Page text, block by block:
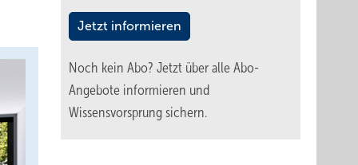
Jetzt informieren
Noch kein Abo? Jetzt über alle Abo-
Angebote informieren und
Wissensvorsprung sichern.